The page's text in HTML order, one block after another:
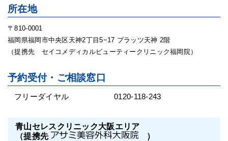
所在地
〒810-0001
福岡県福岡市中央区天神2丁目5−17 プラッツ天神 2階
（提携先 セイコメディカルビューティークリニック福岡院）
予約受付・ご相談窓口
フリーダイヤル 0120-118-243
青山セレスクリニック大阪エリア
（提携先
）